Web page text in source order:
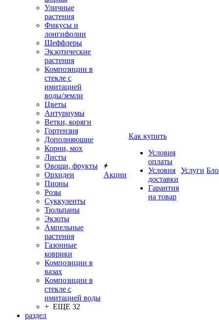
Уличные
растения
Фикусы и
лонгифолии
Шеффлеры
Экзотические
растения
Композиции в
стекле с
имитацией
воды/земли
Цветы
Антуриумы
Ветки, коряги
Гортензия
Дополняющие
Корни, мох
Листы
Овощи, фрукты
Орхидеи
Пионы
Розы
Суккуленты
Тюльпаны
Экзоты
Ампельные
растения
Газонные
коврики
Композиции в
вазах
Композиции в
стекле с
имитацией воды
+ ЕЩЕ 32
раздел
Акции
Как купить
Условия
оплаты
Условия
доставки
Гарантия
на товар
Услуги